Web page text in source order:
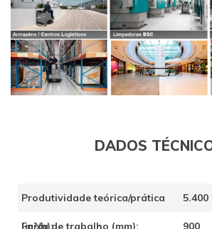
DADOS
Produtividade teórica/prática
(m²/h):
5.400
Faixa de trabalho (mm): 900